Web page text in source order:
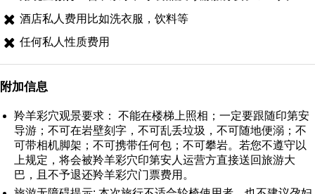
酒店私人费用比如洗衣服，饮料等
任何私人性质费用
附加信息
羚羊彩穴观景要求： 不能在楼梯上照相；一定要跟随印第安
导游；不可在岩壁刻字，不可乱丢垃圾，不可随地便溺；不
可带相机脚架；不可携带任何包；不可攀岩。若您不遵守以
上规定，将会被羚羊彩穴印第安人运营方直接送回旅游大
巴，且不予退还羚羊彩穴门票费用。